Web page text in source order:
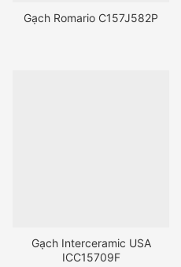
Gạch Romario C157J582P
Gạch Interceramic USA
ICC15709F